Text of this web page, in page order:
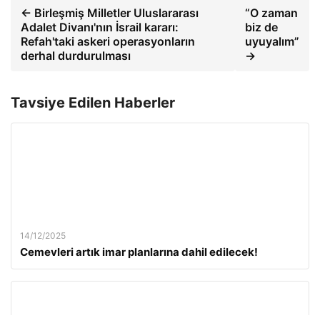
← Birleşmiş Milletler Uluslararası
Adalet Divanı'nın İsrail kararı:
Refah'taki askeri operasyonların
derhal durdurulması
“O zaman
biz de
uyuyalım”
→
Tavsiye Edilen Haberler
14/12/2025
Cemevleri artık imar planlarına dahil edilecek!